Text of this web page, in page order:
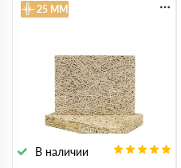
В наличии
25 ММ